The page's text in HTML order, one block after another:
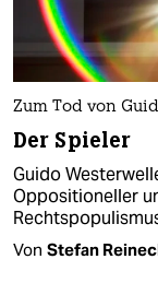
Zum Tod von
Der Spieler
Guido
Oppositioneller
Von Stefan